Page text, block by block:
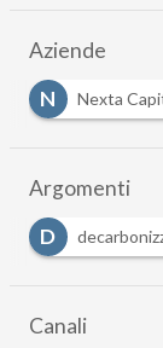
Aziende
N
Nexta
Argomenti
decarbonizzazione
Canali